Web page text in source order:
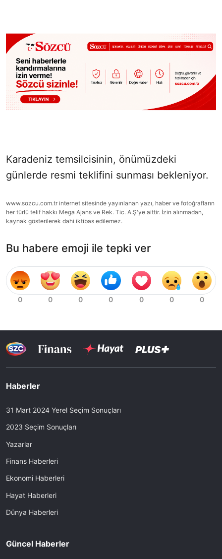
Karadeniz temsilcisinin, önümüzdeki
günlerde resmi teklifini sunması bekleniyor.
www.sozcu.com.tr internet sitesinde yayınlanan yazı, haber ve fotoğrafların
her türlü telif hakkı Mega Ajans ve Rek. Tic. A.Ş'ye aittir. İzin alınmadan,
kaynak gösterilerek dahi iktibas edilemez.
Bu habere emoji ile tepki ver
Haberler
31 Mart 2024 Yerel Seçim Sonuçları
2023 Seçim Sonuçları
Yazarlar
Finans Haberleri
Ekonomi Haberleri
Hayat Haberleri
Dünya Haberleri
Güncel Haberler